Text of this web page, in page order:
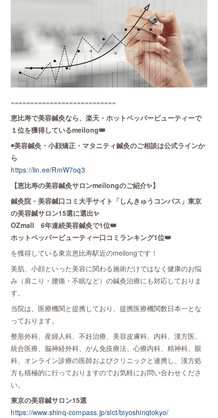
===========================
恵比寿で美容鍼灸なら、楽天・ホットペッパービューティーで
１位を獲得しているmeilong👑
◉美容鍼灸・小顔矯正・マタニティ鍼灸のご相談は公式ラインか
ら
https://lin.ee/RmW7oq3
【恵比寿の美容鍼灸サロンmeilongのご紹介✨】
鍼灸院・美容鍼口コミ大手サイト「しんきゅうコンパス」東京
の美容鍼サロン15選に選出✨
OZmall 6年連続美容鍼灸で1位👑
ホットペッパービューティー口コミランキング1位👑
を獲得している東京恵比寿駅近のmeilongです！
美肌、小顔といった美容に関わる施術だけではなく健康のお悩
み（肩こり・腰痛・不眠など）の鍼灸治療にも対応しておりま
す。
当院は、医療機関と提携しており、提携医療機関数日本一とな
っております。
整形外科、産婦人科、不妊治療、美容皮膚科、内科、漢方医、
統合医療、脳神経外科、がん免疫療法、心療内科、精神科、眼
科、オンライン診療の医師およびクリニックと連携し、漢方処
方も積極的に行っておりますのでお気軽にお問い合わせくださ
い。
東京の美容鍼サロン15選
https://www.shinq-compass.jp/slct/biyoshinqtokyo/